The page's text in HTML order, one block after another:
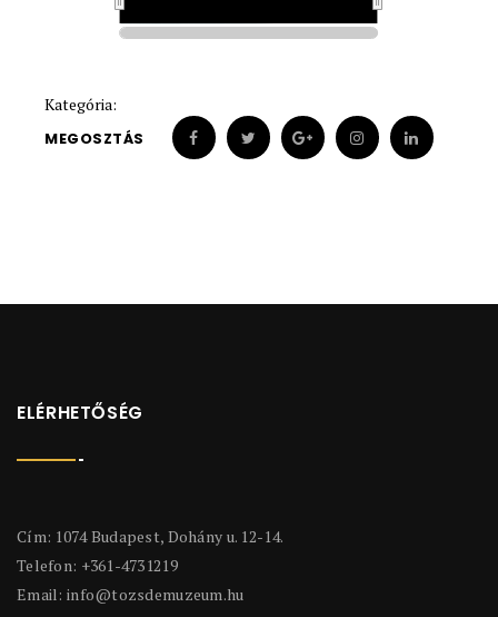
Kategória:
MEGOSZTÁS
ELÉRHETŐSÉG
Cím: 1074 Budapest, Dohány u. 12-14.
Telefon: +361-4731219
Email: info@tozsdemuzeum.hu